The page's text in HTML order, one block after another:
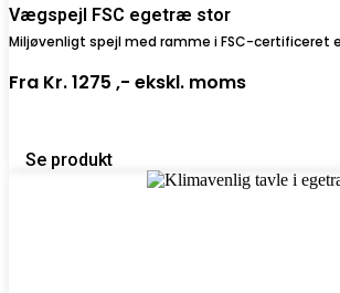
Vægspejl FSC egetræ stor
Miljøvenligt spejl med ramme i FSC-certificeret
Fra Kr. 1275 ,- ekskl. moms
Se produkt